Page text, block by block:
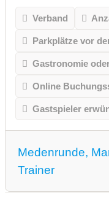
Verband
Parkplätze vor
Gastronomie
Online
Gastspieler
Medenrunde,
Trainer